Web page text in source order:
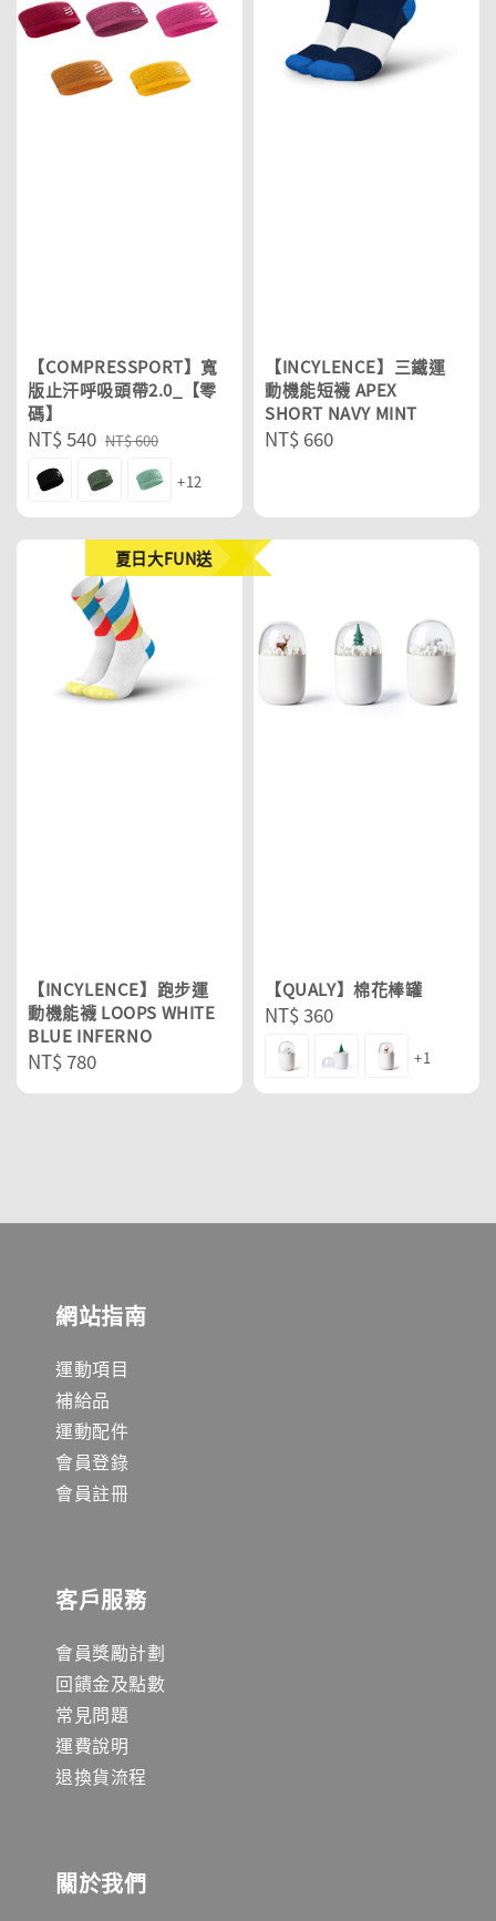
【COMPRESSPORT】寬
版止汗呼吸頭帶2.0_【零
碼】
Sale
price
NT$ 540 Regular
price
NT$ 600
+12
【INCYLENCE】三鐵運
動機能短襪 APEX
SHORT NAVY MINT
Regular
NT$ 660
夏日大FUN送
【INCYLENCE】跑步運
動機能襪 LOOPS WHITE
BLUE INFERNO
Regular
price
NT$ 780
【QUALY】棉花棒罐
Regular
price
NT$ 360
+1
網站指南
運動項目
補給品
運動配件
會員登錄
會員註冊
客戶服務
會員獎勵計劃
回饋金及點數
常見問題
運費說明
退換貨流程
關於我們